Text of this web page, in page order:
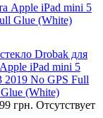
Apple iPad mini 5
Glue (White)
Drobak для
iPad mini 5
2019 No GPS Full
(White)
грн. Отсутствует